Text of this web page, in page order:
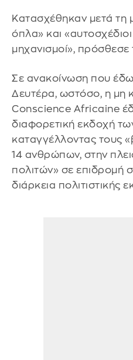
Κατασχέθηκαν μετά τη
όπλα» και «αυτοσχέδιοι
μηχανισμοί», πρόσθεσε
Σε ανακοίνωση που
Δευτέρα, ωστόσο, η μη
Conscience Africaine
διαφορετική εκδοχή
καταγγέλλοντας τους
14 ανθρώπων, στην
πολιτών» σε επιδρομή
διάρκεια πολιτιστικής